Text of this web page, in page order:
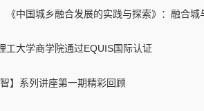
《中国城乡融合发展的实践与探索》：融合城
工大学商学院通过EQUIS国际认证
智】系列讲座第一期精彩回顾